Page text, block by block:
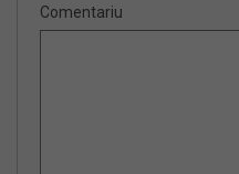
Comentariu